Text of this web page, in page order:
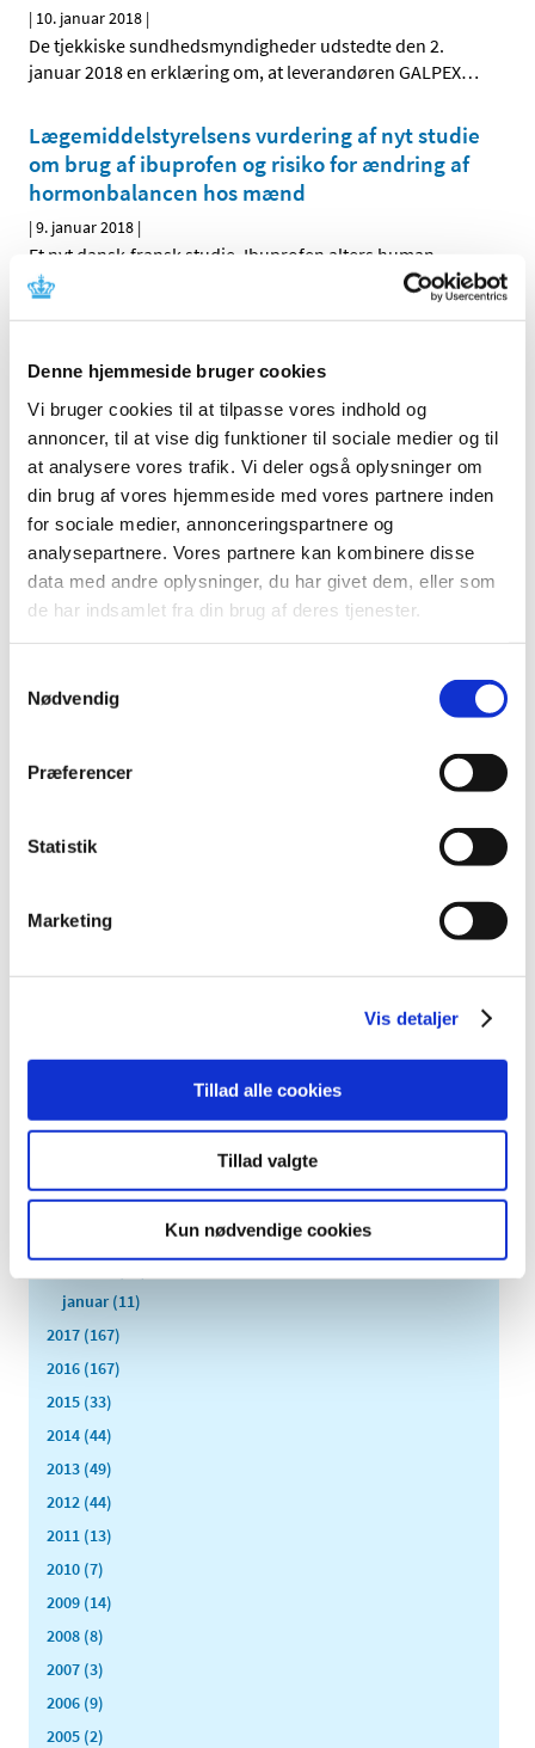
Denne hjemmeside bruger cookies
Vi bruger cookies til at tilpasse vores indhold og
annoncer, til at vise dig funktioner til sociale medier og til
at analysere vores trafik. Vi deler også oplysninger om
din brug af vores hjemmeside med vores partnere inden
for sociale medier, annonceringspartnere og
analysepartnere. Vores partnere kan kombinere disse
data med andre oplysninger, du har givet dem, eller som
de har indsamlet fra din brug af deres tjenester.
Nødvendig
Præferencer
Statistik
Marketing
Vis detaljer
Tillad alle cookies
Tillad valgte
Kun nødvendige cookies
| 10. januar 2018 |
De tjekkiske sundhedsmyndigheder udstedte den 2.
januar 2018 en erklæring om, at leverandøren GALPEX…
Lægemiddelstyrelsens vurdering af nyt studie
om brug af ibuprofen og risiko for ændring af
hormonbalancen hos mænd
|9. januar 2018 |
Et nyt dansk-fransk studie, Ibuprofen alters human
testicular physiology to produce a state of
|4. januar 2018|
Lægemiddelstyrelsen har besluttet, at Innovair NEXThaler
skal have generelt tilskud. Innovair NEXThaler …
Forrige 1 … 6 7 8
Alle (2506)
2025 (158)
2023 (195)
2018 (150)
juli (8)
april (10)
januar (11)
2017 (167)
2016 (167)
2015 (33)
2014 (44)
2013 (49)
2012 (44)
2011 (13)
2010 (7)
2009 (14)
2008 (8)
2007 (3)
2006 (9)
2005 (2)